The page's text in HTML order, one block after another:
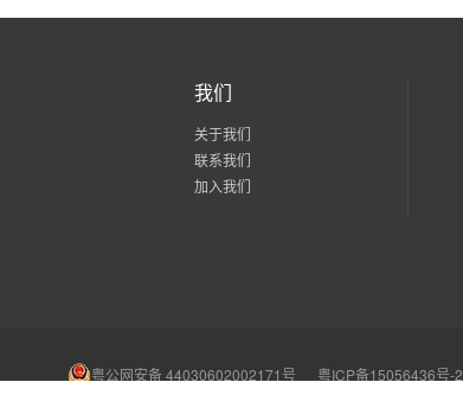
我们
关于我们
联系我们
加入我们
粤公网安备 44030602002171号 粤ICP备15056436号-2